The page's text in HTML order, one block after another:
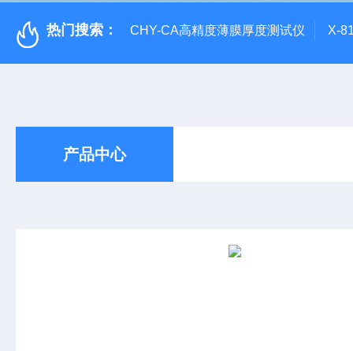
热门搜索： CHY-CA高精度薄膜厚度测试仪 X-
产品中心